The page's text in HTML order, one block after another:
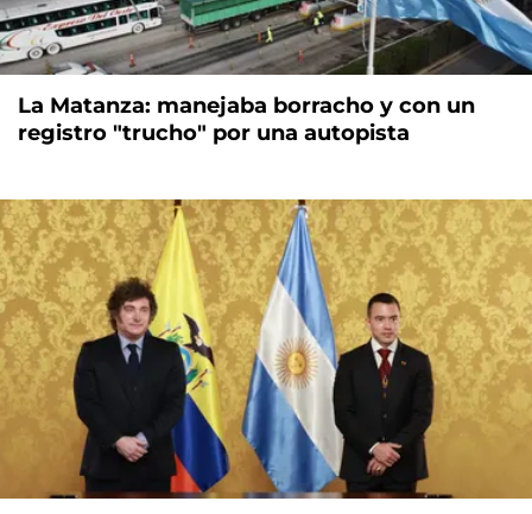
La Matanza: manejaba borracho y con un
registro "trucho" por una autopista